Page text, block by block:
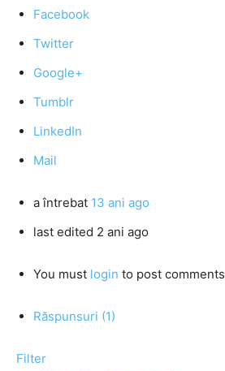
Facebook
Twitter
Google+
Tumblr
LinkedIn
Mail
a întrebat 13 ani ago
last edited 2 ani ago
You must login to post comments
Răspunsuri (1)
Filter